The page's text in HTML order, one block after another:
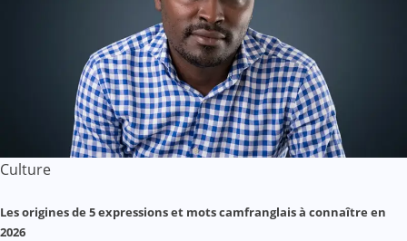
Culture
Les origines de 5 expressions et mots camfranglais à connaître en
2026